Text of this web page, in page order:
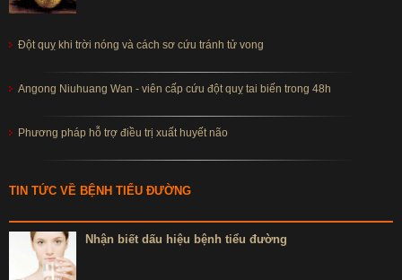
+ Người thường xuyên làm việc với cường độ cao
+ Người căng thẳng, mệt mỏi, chán ăn, mất ngủ.
Hướng dẫn sử dụng:
tháng.
+ Trẻ em trên 16 tuổi uống mỗi ngày 1 viên, nên dùng theo đợt
như người lớn.
Bảo quản:Nơi khô ráo, thoáng mát, tránh ánh mặt trời trực tiếp
Quy cách đóng gói
Đột quỵ khi trời nóng và cách sơ cứu tránh tử vong
Angong Niuhuang Wan - viên cấp cứu đột quỵ tai biến trong 48h
Phương pháp hỗ trợ điều trị xuất huyết não
TIN TỨC VỀ BỆNH TIỂU ĐƯỜNG
Nhận biết dấu hiệu bệnh tiểu đường